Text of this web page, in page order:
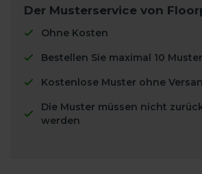
Der Musterservice von
Ohne Kosten
Bestellen Sie maximal 10
Kostenlose Muster ohne
Die Muster müssen nicht
werden